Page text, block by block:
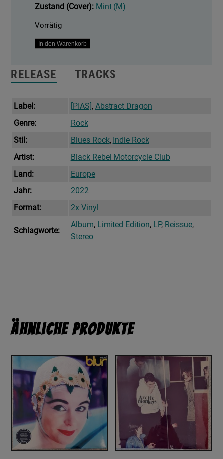
Zustand (Cover): Mint (M)
Vorrätig
Beat
Devil's
Tattoo
In den Warenkorb
RELEASE TRACKS
Label: [PIAS] , Abstract Dragon
Genre:
Rock
Stil:
Blues Rock, Indie Rock
Artist:
Black Rebel Motorcycle Club
Land:
Europe
Jahr:
2022
Format:
2x Vinyl
Schlagworte:
Album, Limited Edition, LP, Reissue,
Stereo
Ähnliche Produkte